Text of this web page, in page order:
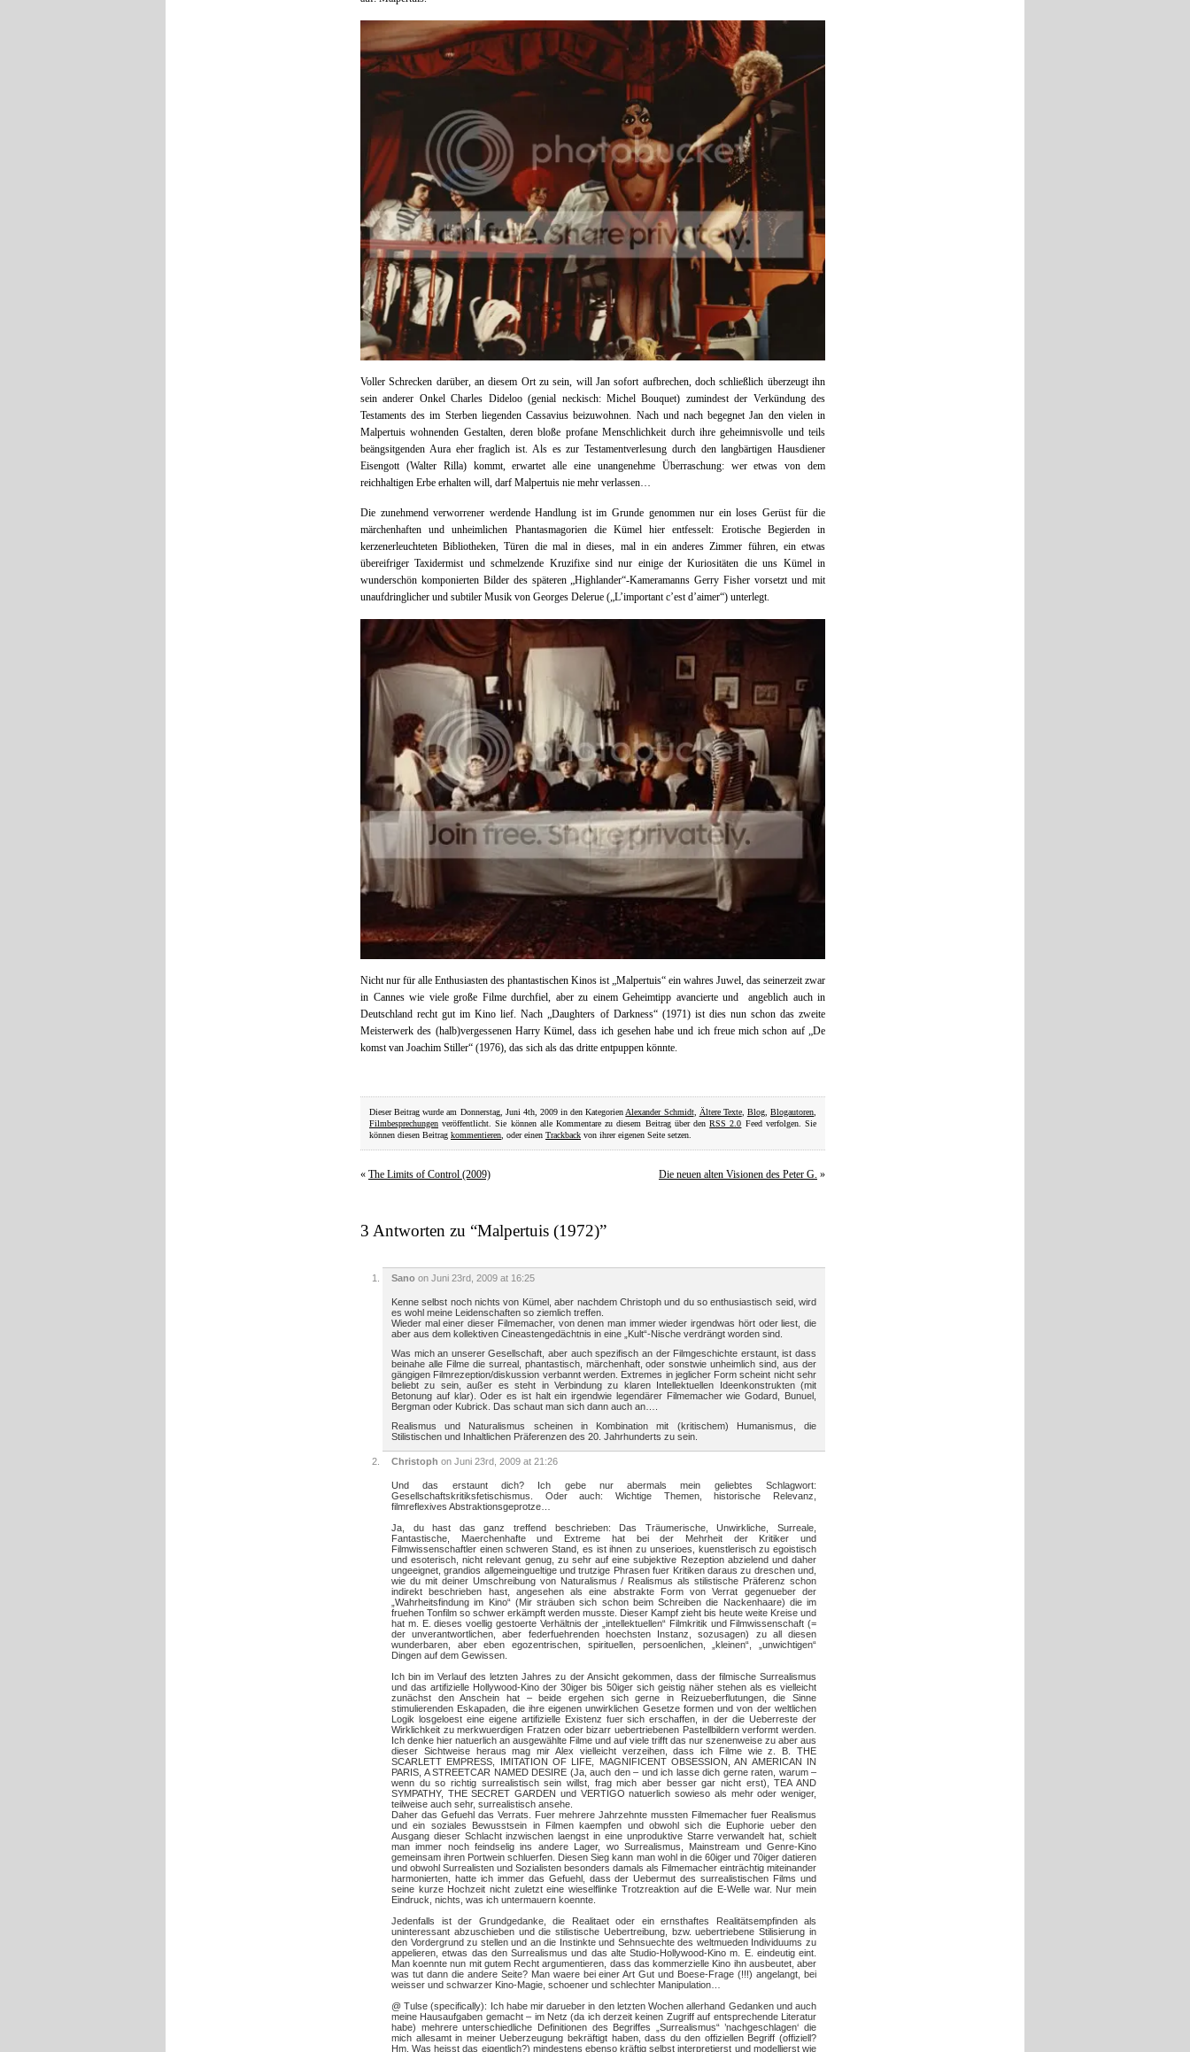
Voller Schrecken darüber, an diesem Ort zu sein, will Jan sofort aufbrechen, doch schließlich überzeugt ihn
sein anderer Onkel Charles Dideloo (genial neckisch: Michel Bouquet) zumindest der Verkündung des
Testaments des im Sterben liegenden Cassavius beizuwohnen. Nach und nach begegnet Jan den vielen in
Malpertuis wohnenden Gestalten, deren bloße profane Menschlichkeit durch ihre geheimnisvolle und teils
beängsitgenden Aura eher fraglich ist. Als es zur Testamentverlesung durch den langbärtigen Hausdiener
Eisengott (Walter Rilla) kommt, erwartet alle eine unangenehme Überraschung: wer etwas von dem
reichhaltigen Erbe erhalten will, darf Malpertuis nie mehr verlassen…
Die zunehmend verworrener werdende Handlung ist im Grunde genommen nur ein loses Gerüst für die
märchenhaften und unheimlichen Phantasmagorien die Kümel hier entfesselt: Erotische Begierden in
kerzenerleuchteten Bibliotheken, Türen die mal in dieses, mal in ein anderes Zimmer führen, ein etwas
übereifriger Taxidermist und schmelzende Kruzifixe sind nur einige der Kuriositäten die uns Kümel in
wunderschön komponierten Bilder des späteren „Highlander“-Kameramanns Gerry Fisher vorsetzt und mit
unaufdringlicher und subtiler Musik von Georges Delerue („L’important c’est d’aimer“) unterlegt.
Nicht nur für alle Enthusiasten des phantastischen Kinos ist „Malpertuis“ ein wahres Juwel, das seinerzeit zwar
in Cannes wie viele große Filme durchfiel, aber zu einem Geheimtipp avancierte und angeblich auch in
Deutschland recht gut im Kino lief. Nach „Daughters of Darkness“ (1971) ist dies nun schon das zweite
Meisterwerk des (halb)vergessenen Harry Kümel, dass ich gesehen habe und ich freue mich schon auf „De
komst van Joachim Stiller“ (1976), das sich als das dritte entpuppen könnte.
Dieser Beitrag wurde am Donnerstag, Juni 4th, 2009 in den Kategorien Alexander Schmidt, Ältere Texte, Blog, Blogautoren
Filmbesprechungen veröffentlicht. Sie können alle Kommentare zu diesem Beitrag über denRSS 2.0 Feed verfolgen. Sie
können diesen Beitrag kommentieren , oder einen Trackback von ihrer eigenen Seite setzen.
« The Limits of Control (2009) Die neuen alten Visionen des Peter G. »
3 Antworten zu “Malpertuis (1972)”
Sano on Juni 23rd, 2009 at 16:25
Kenne selbst noch nichts von Kümel, aber nachdem Christoph und du so enthusiastisch seid, wird
es wohl meine Leidenschaften so ziemlich treffen.
Wieder mal einer dieser Filmemacher, von denen man immer wieder irgendwas hört oder liest, die
aber aus dem kollektiven Cineastengedächtnis in eine „Kult“-Nische verdrängt worden sind.
Was mich an unserer Gesellschaft, aber auch spezifisch an der Filmgeschichte erstaunt, ist dass
beinahe alle Filme die surreal, phantastisch, märchenhaft, oder sonstwie unheimlich sind, aus der
gängigen Filmrezeption/diskussion verbannt werden. Extremes in jeglicher Form scheint nicht sehr
beliebt zu sein, außer es steht in Verbindung zu klaren Intellektuellen Ideenkonstrukten (mit
Betonung auf klar). Oder es ist halt ein irgendwie legendärer Filmemacher wie Godard, Bunuel,
Bergman oder Kubrick. Das schaut man sich dann auch an….
Realismus und Naturalismus scheinen in Kombination mit (kritischem) Humanismus, die
Stilistischen und Inhaltlichen Präferenzen des 20. Jahrhunderts zu sein.
Christoph on Juni 23rd, 2009 at 21:26
Und das erstaunt dich? Ich gebe nur abermals mein geliebtes Schlagwort:
Gesellschaftskritiksfetischismus. Oder auch: Wichtige Themen, historische Relevanz,
filmreflexives Abstraktionsgeprotze…
Ja, du hast das ganz treffend beschrieben: Das Träumerische, Unwirkliche, Surreale,
Fantastische, Maerchenhafte und Extreme hat bei der Mehrheit der Kritiker und
Filmwissenschaftler einen schweren Stand, es ist ihnen zu unserioes, kuenstlerisch zu egoistisch
und esoterisch, nicht relevant genug, zu sehr auf eine subjektive Rezeption abzielend und daher
ungeeignet, grandios allgemeingueltige und trutzige Phrasen fuer Kritiken daraus zu dreschen und,
wie du mit deiner Umschreibung von Naturalismus / Realismus als stilistische Präferenz schon
indirekt beschrieben hast, angesehen als eine abstrakte Form von Verrat gegenueber der
„Wahrheitsfindung im Kino“ (Mir sträuben sich schon beim Schreiben die Nackenhaare) die im
fruehen Tonfilm so schwer erkämpft werden musste. Dieser Kampf zieht bis heute weite Kreise und
hat m. E. dieses voellig gestoerte Verhältnis der „intellektuellen“ Filmkritik und Filmwissenschaft (=
der unverantwortlichen, aber federfuehrenden hoechsten Instanz, sozusagen) zu all diesen
wunderbaren, aber eben egozentrischen, spirituellen, persoenlichen, „kleinen“, „unwichtigen“
Dingen auf dem Gewissen.
Ich bin im Verlauf des letzten Jahres zu der Ansicht gekommen, dass der filmische Surrealismus
und das artifizielle Hollywood-Kino der 30iger bis 50iger sich geistig näher stehen als es vielleicht
zunächst den Anschein hat – beide ergehen sich gerne in Reizueberflutungen, die Sinne
stimulierenden Eskapaden, die ihre eigenen unwirklichen Gesetze formen und von der weltlichen
Logik losgeloest eine eigene artifizielle Existenz fuer sich erschaffen, in der die Ueberreste der
Wirklichkeit zu merkwuerdigen Fratzen oder bizarr uebertriebenen Pastellbildern verformt werden.
Ich denke hier natuerlich an ausgewählte Filme und auf viele trifft das nur szenenweise zu aber aus
dieser Sichtweise heraus mag mir Alex vielleicht verzeihen, dass ich Filme wie z. B. THE
SCARLETT EMPRESS, IMITATION OF LIFE, MAGNIFICENT OBSESSION, AN AMERICAN IN
PARIS, A STREETCAR NAMED DESIRE (Ja, auch den – und ich lasse dich gerne raten, warum –
wenn du so richtig surrealistisch sein willst, frag mich aber besser gar nicht erst), TEA AND
SYMPATHY, THE SECRET GARDEN und VERTIGO natuerlich sowieso als mehr oder weniger,
teilweise auch sehr, surrealistisch ansehe.
Daher das Gefuehl das Verrats. Fuer mehrere Jahrzehnte mussten Filmemacher fuer Realismus
und ein soziales Bewusstsein in Filmen kaempfen und obwohl sich die Euphorie ueber den
Ausgang dieser Schlacht inzwischen laengst in eine unproduktive Starre verwandelt hat, schielt
man immer noch feindselig ins andere Lager, wo Surrealismus, Mainstream und Genre-Kino
gemeinsam ihren Portwein schluerfen. Diesen Sieg kann man wohl in die 60iger und 70iger datieren
und obwohl Surrealisten und Sozialisten besonders damals als Filmemacher einträchtig miteinander
harmonierten, hatte ich immer das Gefuehl, dass der Uebermut des surrealistischen Films und
seine kurze Hochzeit nicht zuletzt eine wieselflinke Trotzreaktion auf die E-Welle war. Nur mein
Eindruck, nichts, was ich untermauern koennte.
Jedenfalls ist der Grundgedanke, die Realitaet oder ein ernsthaftes Realitätsempfinden als
uninteressant abzuschieben und die stilistische Uebertreibung, bzw. uebertriebene Stilisierung in
den Vordergrund zu stellen und an die Instinkte und Sehnsuechte des weltmueden Individuums zu
appelieren, etwas das den Surrealismus und das alte Studio-Hollywood-Kino m. E. eindeutig eint.
Man koennte nun mit gutem Recht argumentieren, dass das kommerzielle Kino ihn ausbeutet, aber
was tut dann die andere Seite? Man waere bei einer Art Gut und Boese-Frage (!!!) angelangt, bei
weisser und schwarzer Kino-Magie, schoener und schlechter Manipulation…
@ Tulse (specifically): Ich habe mir darueber in den letzten Wochen allerhand Gedanken und auch
meine Hausaufgaben gemacht – im Netz (da ich derzeit keinen Zugriff auf entsprechende Literatur
habe) mehrere unterschiedliche Definitionen des Begriffes „Surrealismus“ ’nachgeschlagen‘ die
mich allesamt in meiner Ueberzeugung bekräftigt haben, dass du den offiziellen Begriff (offiziell?
Hm. Was heisst das eigentlich?) mindestens ebenso kräftig selbst interpretierst und modellierst wie